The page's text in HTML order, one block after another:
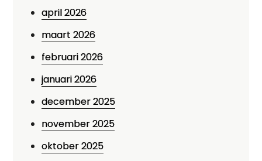
april 2026
maart 2026
februari 2026
januari 2026
december 2025
november 2025
oktober 2025